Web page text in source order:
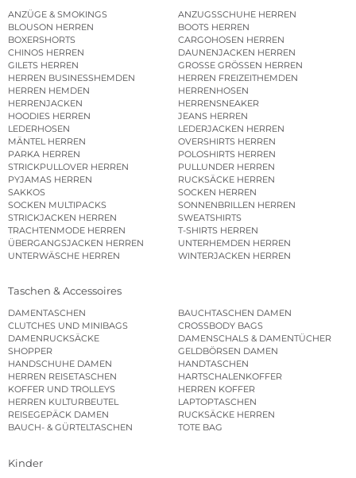
ANZÜGE & SMOKINGS
ANZUGSSCHUHE HERREN
BLOUSON HERREN
BOOTS HERREN
BOXERSHORTS
CARGOHOSEN HERREN
CHINOS HERREN
DAUNENJACKEN HERREN
GILETS HERREN
GROSSE GRÖSSEN HERREN
HERREN BUSINESSHEMDEN
HERREN FREIZEITHEMDEN
HERREN HEMDEN
HERRENHOSEN
HERRENJACKEN
HERRENSNEAKER
HOODIES HERREN
JEANS HERREN
LEDERHOSEN
LEDERJACKEN HERREN
MÄNTEL HERREN
OVERSHIRTS HERREN
PARKA HERREN
POLOSHIRTS HERREN
STRICKPULLOVER HERREN
PULLUNDER HERREN
PYJAMAS HERREN
RUCKSÄCKE HERREN
SAKKOS
SOCKEN HERREN
SOCKEN MULTIPACKS
SONNENBRILLEN HERREN
STRICKJACKEN HERREN
SWEATSHIRTS
TRACHTENMODE HERREN
T-SHIRTS HERREN
ÜBERGANGSJACKEN HERREN
UNTERHEMDEN HERREN
UNTERWÄSCHE HERREN
WINTERJACKEN HERREN
Taschen & Accessoires
DAMENTASCHEN
BAUCHTASCHEN DAMEN
CLUTCHES UND MINIBAGS
CROSSBODY BAGS
DAMENRUCKSÄCKE
DAMENSCHALS & DAMENTÜCHER
SHOPPER
GELDBÖRSEN DAMEN
HANDSCHUHE DAMEN
HANDTASCHEN
HERREN REISETASCHEN
HARTSCHALENKOFFER
KOFFER UND TROLLEYS
HERREN KOFFER
HERREN KULTURBEUTEL
LAPTOPTASCHEN
REISEGEPÄCK DAMEN
RUCKSÄCKE HERREN
BAUCH- & GÜRTELTASCHEN
TOTE BAG
Kinder